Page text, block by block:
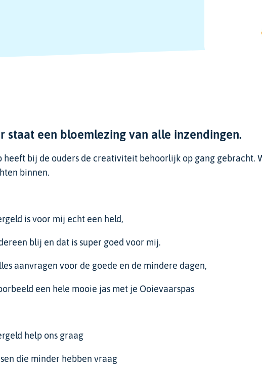
staat een bloemlezing van alle inzendingen.
heeft bij de ouders de creativiteit behoorlijk op gang gebracht.
binnen.
is voor mij echt een held,
blij en dat is super goed voor mij.
aanvragen voor de goede en de mindere dagen,
een hele mooie jas met je Ooievaarspas
help ons graag
die minder hebben vraag